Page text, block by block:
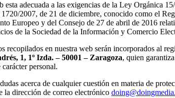
esta adecuada a las exigencias de la Ley Orgánica
2007, de 21 de diciembre, conocido como el
Europeo y del Consejo de 27 de abril de 2016
de la Sociedad de la Información y Comercio
recopilados en nuestra web serán incorporados al
1, 1º Izda. – 50001 – Zaragoza, quien
carácter personal.
acerca de cualquier cuestión en materia de
la dirección de correo electrónico